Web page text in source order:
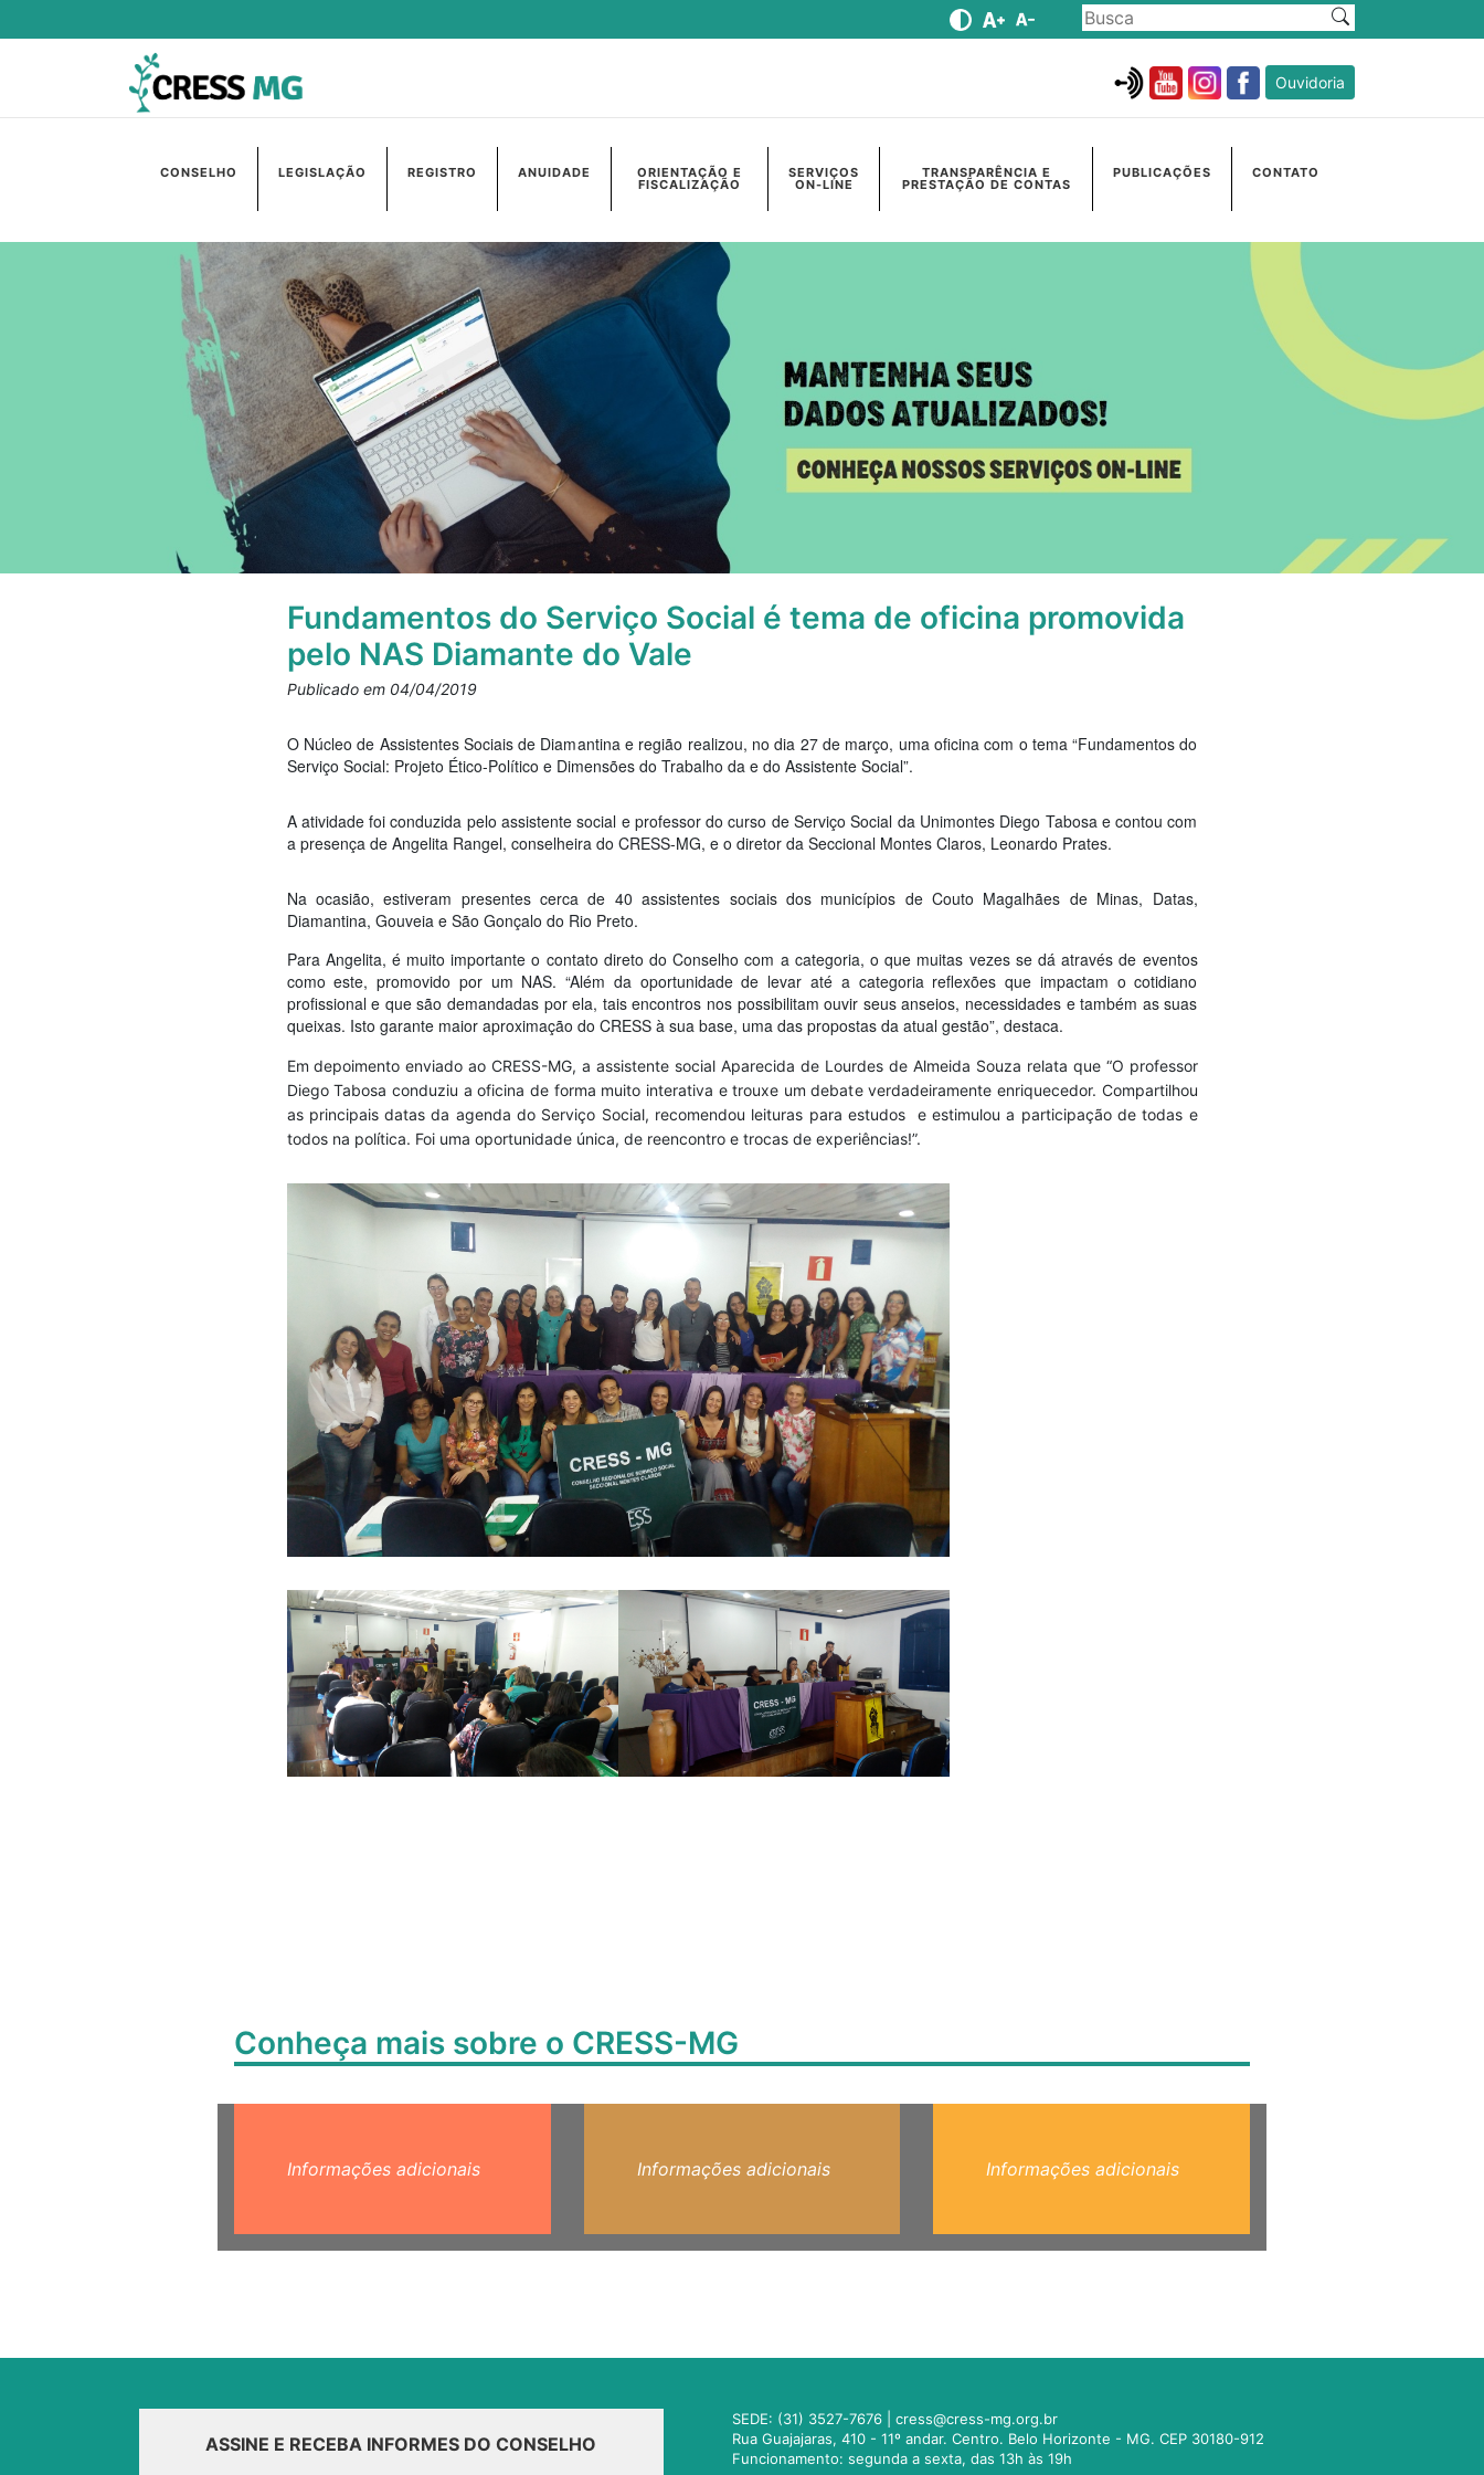
Ouvidoria
CONSELHO LEGISLAÇÃO REGISTRO ANUIDADE ORIENTAÇÃO E
FISCALIZAÇÃO
SERVIÇOS
ON-LINE
TRANSPARÊNCIA E
PRESTAÇÃO DE CONTAS
PUBLICAÇÕES CONTATO
Fundamentos do Serviço Social é tema de oficina promovida
pelo NAS Diamante do Vale
Publicado em 04/04/2019
O Núcleo de Assistentes Sociais de Diamantina e região realizou, no dia 27 de março, uma oficina com o tema “Fundamentos do
Serviço Social: Projeto Ético-Político e Dimensões do Trabalho da e do Assistente Social”.
A atividade foi conduzida pelo assistente social e professor do curso de Serviço Social da Unimontes Diego Tabosa e contou com
a presença de Angelita Rangel, conselheira do CRESS-MG, e o diretor da Seccional Montes Claros, Leonardo Prates.
Na ocasião, estiveram presentes cerca de 40 assistentes sociais dos municípios de Couto Magalhães de Minas, Datas,
Diamantina, Gouveia e São Gonçalo do Rio Preto.
Para Angelita, é muito importante o contato direto do Conselho com a categoria, o que muitas vezes se dá através de eventos
como este, promovido por um NAS. “Além da oportunidade de levar até a categoria reflexões que impactam o cotidiano
profissional e que são demandadas por ela, tais encontros nos possibilitam ouvir seus anseios, necessidades e também as suas
queixas. Isto garante maior aproximação do CRESS à sua base, uma das propostas da atual gestão”, destaca.
Em depoimento enviado ao CRESS-MG, a assistente social Aparecida de Lourdes de Almeida Souza relata que “O professor
Diego Tabosa conduziu a oficina de forma muito interativa e trouxe um debate verdadeiramente enriquecedor. Compartilhou
as principais datas da agenda do Serviço Social, recomendou leituras para estudos e estimulou a participação de todas e
todos na política. Foi uma oportunidade única, de reencontro e trocas de experiências!”.
Conheça mais sobre o CRESS-MG
Informações adicionais Informações adicionais Informações adicionais
ASSINE E RECEBA INFORMES DO CONSELHO
SEDE: (31) 3527-7676 |cress@cress-mg.org.br
Rua Guajajaras, 410 - 11º andar. Centro. Belo Horizonte - MG. CEP 30180-912
Funcionamento: segunda a sexta, das 13h às 19h